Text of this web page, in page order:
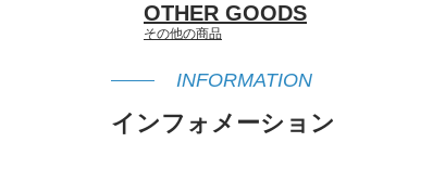
OTHER GOODS
その他の商品
INFORMATION
インフォメーション